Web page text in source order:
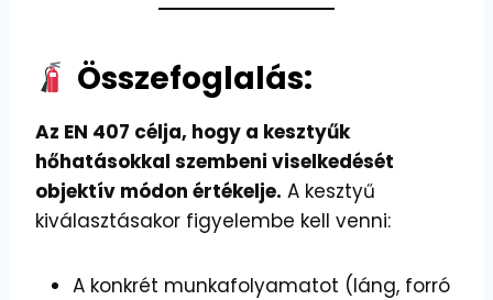
Összefoglalás:
Az EN 407 célja, hogy a kesztyűk
hőhatásokkal szembeni viselkedését
objektív módon értékelje. A kesztyű
kiválasztásakor figyelembe kell venni:
A konkrét munkafolyamatot (láng, forró